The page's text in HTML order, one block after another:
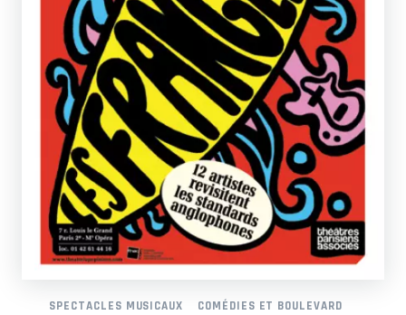
SPECTACLES MUSICAUX
COMÉDIES ET BOULEVARD